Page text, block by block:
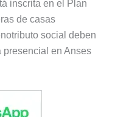
inscrita en el Plan
de casas
social deben
presencial en Anses